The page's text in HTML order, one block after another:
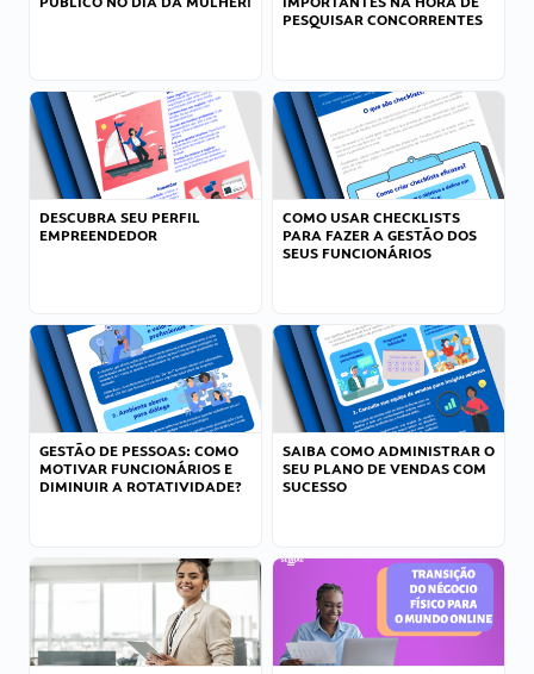
PESQUISAR CONCORRENTES
DESCUBRA SEU PERFIL
EMPREENDEDOR
COMO USAR CHECKLISTS
PARA FAZER A GESTÃO DOS
SEUS FUNCIONÁRIOS
GESTÃO DE PESSOAS: COMO
MOTIVAR FUNCIONÁRIOS E
DIMINUIR A ROTATIVIDADE?
SAIBA COMO ADMINISTRAR O
SEU PLANO DE VENDAS COM
SUCESSO